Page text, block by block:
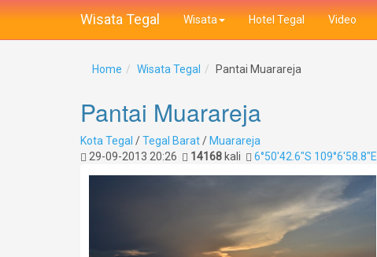
Wisata Tegal Wisata Hotel Tegal Video
Home Wisata Tegal Pantai Muarareja
Pantai Muarareja
Kota Tegal /Tegal Barat/ Muarareja
29-09-2013 20:26
14168 kali
6°50'42.6"S 109°6'58.8"E